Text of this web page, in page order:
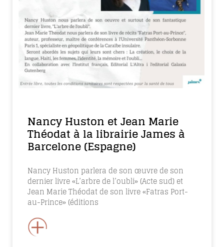
Nancy Huston et Jean Marie
Théodat à la librairie James à
Barcelone (Espagne)
Nancy Huston parlera de son œuvre de son
dernier livre «L’arbre de l’oubli» (Acte sud) et
Jean Marie Théodat de son livre «Fatras Port-
au-Prince» (éditions
+